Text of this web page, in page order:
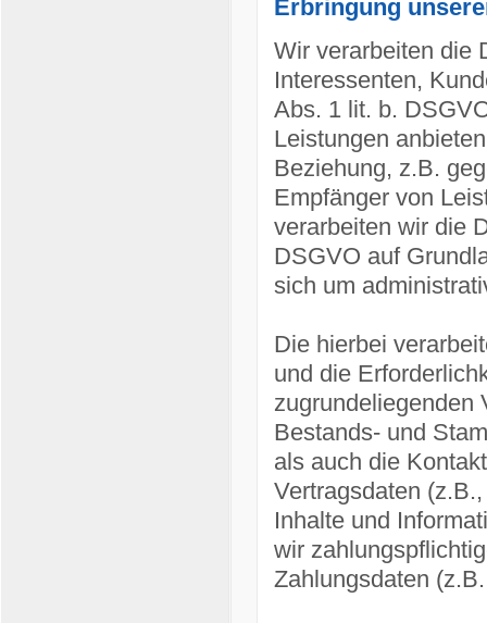
Erbringung
Wir verarbeiten die
Interessenten,
Abs. 1 lit. b.
Leistungen
Beziehung, z.B.
Empfänger von
verarbeiten wir die
DSGVO auf
sich um
Die hierbei
und die
zugrundeliegenden
Bestands- und
als auch die
Vertragsdaten
Inhalte und
wir
Zahlungsdaten